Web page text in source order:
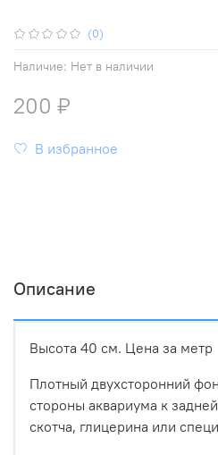
(0)
Наличие: Нет в наличии
200 ₽
В избранное
Описание
Высота 40 см. Цена за метр
Плотный двухсторонний
стороны аквариума к
скотча, глицерина или